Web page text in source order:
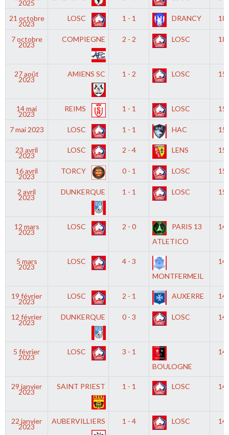
2025
21 octobre
2023
LOSC 1 - 1 DRANCY
7 octobre
2023
COMPIEGNE 2 - 2 LOSC
27 août
2023
AMIENS SC 1 - 2 LOSC
14 mai
2023
REIMS 1 - 1 LOSC
7 mai 2023 LOSC 1 - 1 HAC
23 avril
2023
LOSC 2 - 4 LENS
16 avril
2023
TORCY 0 - 1 LOSC
2 avril
2023
DUNKERQUE 1 - 1 LOSC
12 mars
2023
LOSC 2 - 0
PARIS 13
ATLETICO
5 mars
2023
LOSC
4 - 3
MONTFERMEIL
19 février
2023
LOSC 2 - 1 AUXERRE
12 février
2023
DUNKERQUE 0 - 3 LOSC
5 février
2023
LOSC
3 - 1
BOULOGNE
29 janvier
2023
SAINT PRIEST 1 - 1 LOSC
22 janvier
2023
AUBERVILLIERS 1 - 4 LOSC